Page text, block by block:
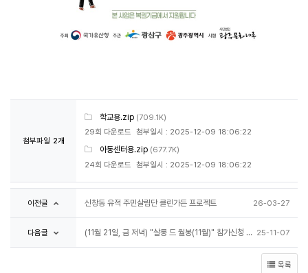
첨부파일 2개
학교용.zip (709.1K)
29회 다운로드 첨부일시 : 2025-12-09 18:06:22
아동센터용.zip (677.7K)
24회 다운로드 첨부일시 : 2025-12-09 18:06:22
이전글 신창동 유적 주민살림단 클린가든 프로젝트 26-03-27
다음글 (11월 21일, 금 저녁) "살롱 드 월봉(11월)" 참가신청 안내 25-11-07
목록